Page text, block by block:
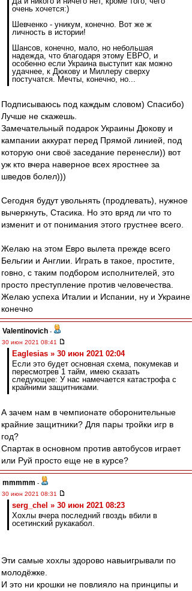
очень хочется:)
Шевченко - уникум, конечно. Вот же ж
личность в истории!
Шансов, конечно, мало, но небольшая
надежда, что благодаря этому ЕВРО, и
особенно если Украина выступит как можно
удачнее, к Дюкову и Миллеру сверху
постучатся. Мечты, конечно, но...
Подписываюсь под каждым словом) Спасибо)
Лучше не скажешь.
Замечательный подарок Украины Дюкову и
кампании аккурат перед Прямой линией, под
которую они своё заседание перенесли)) вот
уж кто вчера наверное всех яростнее за
шведов болел)))
Сегодня будут увольнять (продлевать), нужное
вычеркнуть, Стасика. Но это вряд ли что то
изменит и от понимания этого грустнее всего.
Желаю на этом Евро вылета прежде всего
Бельгии и Англии. Играть в такое, простите,
говно, с таким подбором исполнителей, это
просто преступление против человечества.
Желаю успеха Италии и Испании, ну и Украине
конечно
Valentinovich -
30 июн 2021 08:41
Eaglesias » 30 июн 2021 02:04
Если это будет основная схема, покумекав и
пересмотрев 1 тайм, имею сказать
следующее: У нас намечается катастрофа с
крайними защитниками.
А зачем нам в чемпионате оборонительные
крайние защитники? Для пары тройки игр в
год?
Спартак в основном против автобусов играет
или Руй просто еще не в курсе?
mmmmm -
30 июн 2021 08:31
serg_chel » 30 июн 2021 08:23
Хохлы вчера последний гвоздь вбили в
осетинский рукакабол.
Эти самые хохлы здорово навыигрывали по
молодёжке.
И это ни крошки не повлияло на принципы и